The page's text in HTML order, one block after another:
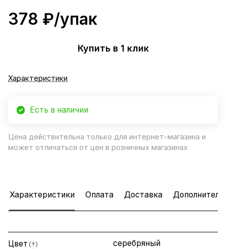
378 ₽/упак
Купить в 1 клик
Характеристики
Есть в наличии
Цена действительна только для интернет-магазина и
может отличаться от цен в розничных магазинах
Характеристики Оплата Доставка
Цвет ? серебряный